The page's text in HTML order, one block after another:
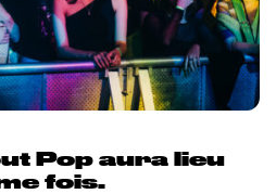
Pop aura lieu
fois.